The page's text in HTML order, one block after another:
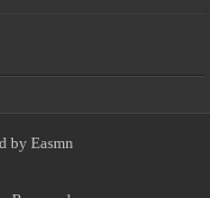
byEasmn